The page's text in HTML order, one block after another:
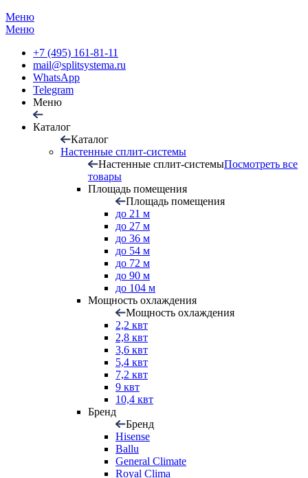
Меню
Меню
+7 (495) 161-81-11
mail@splitsystema.ru
WhatsApp
Telegram
Меню
Каталог
Каталог
Настенные сплит-системы
Настенные сплит-системыПосмотреть все
товары
Площадь помещения
Площадь помещения
до 21 м
до 27 м
до 36 м
до 54 м
до 72 м
до 90 м
до 104 м
Мощность охлаждения
Мощность охлаждения
2,2 квт
2,8 квт
3,6 квт
5,4 квт
7,2 квт
9 квт
10,4 квт
Бренд
Бренд
Hisense
Ballu
General Climate
Royal Clima